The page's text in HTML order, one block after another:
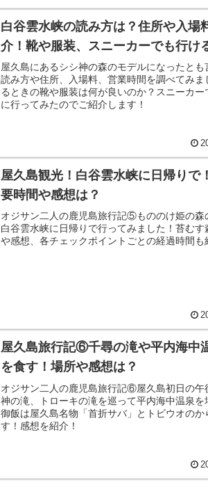
白谷雲水峡の読み方は？住所や入場
介！靴や服装、スニーカーでも行け
屋久島にあるシシ神の森のモデルになったと
読み方や住所、入場料、営業時間を調べてみ
るときの靴や服装は何が良いのか？スニーカ
に行ってみたのでご紹介します！
屋久島観光！白谷雲水峡に日帰りで
要時間や感想は？
オジサン二人の鹿児島旅行記⑤もののけ姫の森
白谷雲水峡に日帰りで行ってみました！苔むす
や感想、各チェックポイントごとの経過時間も
屋久島旅行記⑥千尋の滝や平内海中
を食す！場所や感想は？
オジサン二人の鹿児島旅行記⑥屋久島初日の午
神の滝、トローキの滝を巡って平内海中温泉
御飯は屋久島名物「首折サバ」とトビウオのか
す！感想を紹介！